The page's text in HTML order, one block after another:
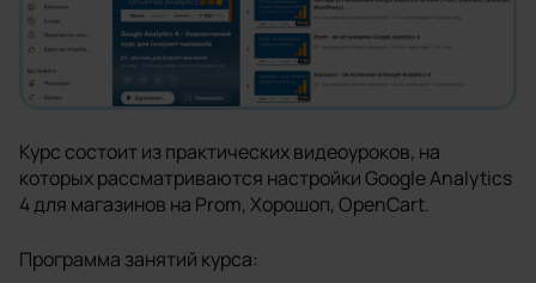
Курс состоит из практических видеоуроков, на
которых рассматриваются настройки Google Analytics
4 для магазинов на Prom, Хорошоп, OpenCart.
Программа занятий курса: